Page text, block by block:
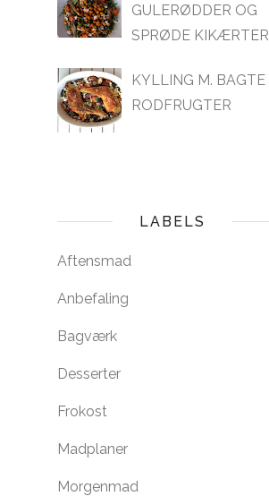
GULERØDDER OG
SPRØDE KIKÆRTER
KYLLING M. BAGTE
RODFRUGTER
LABELS
Aftensmad
Anbefaling
Bagværk
Desserter
Frokost
Madplaner
Morgenmad